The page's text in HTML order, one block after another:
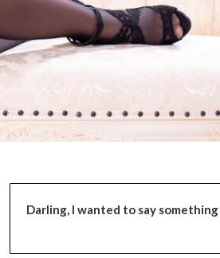
Darling, I wanted to say